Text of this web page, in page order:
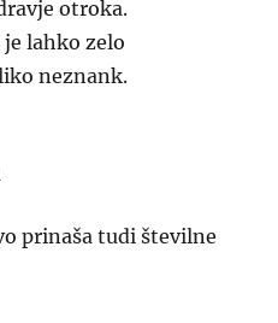
otroka.
lahko zelo
neznank.
prinaša tudi številne